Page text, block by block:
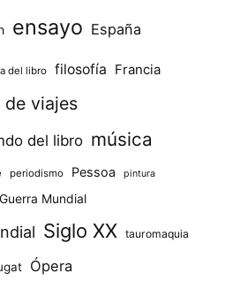
ensayo España
del libro filosofía Francia
viajes
del libro música
periodismo Pessoa pintura
Mundial
Siglo XX tauromaquia
Ópera